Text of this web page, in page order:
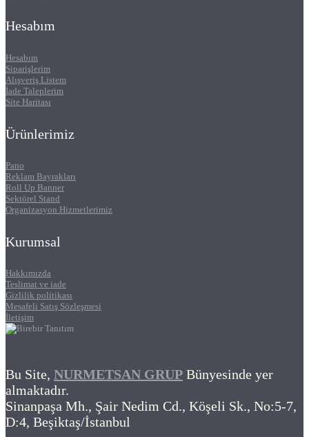
Hesabım
Hesabım
Siparişlerim
Alışveriş Listem
İade Taleplerim
Site Haritası
Ürünlerimiz
Pano
Reklam Bayrakları
Roll Up Banner
Sektörel Stand
Organizasyon Hizmetlerimiz
Kurumsal
Hakkımızda
Teslimat ve iade
Gizlilik politikası
Mesafeli Satış Sözleşmesi
İletişim
Bu Site, NURMETSAN GRUP Bünyesinde yer
almaktadır.
Sinanpaşa Mh., Şair Nedim Cd., Köşeli Sk., No:5-7,
D:4, Beşiktaş/İstanbul